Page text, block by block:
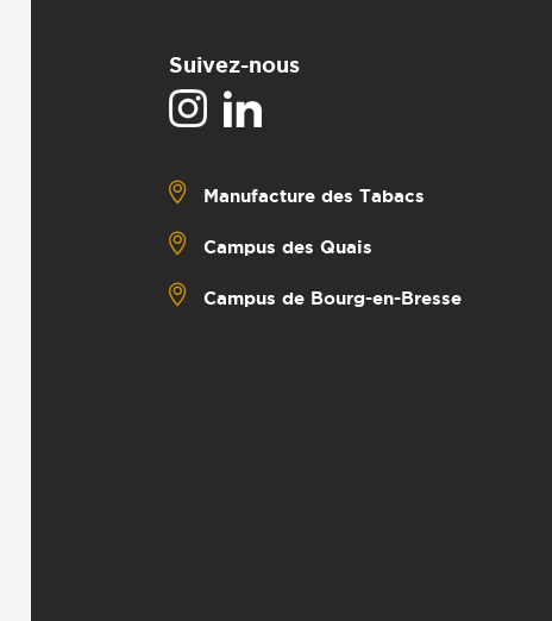
Suivez-nous
Manufacture des Tabacs
Campus des Quais
Campus de Bourg-en-Bresse